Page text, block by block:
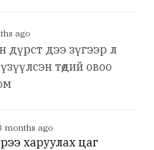
ago
дүрст дээ зүгээр л
төдий овоо
months ago
харуулах цаг